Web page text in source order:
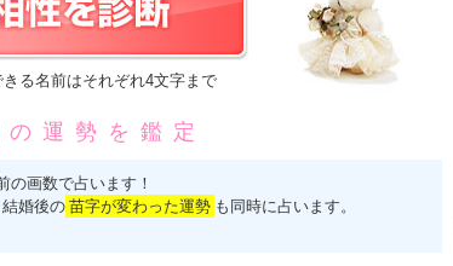
る名前はそれぞれ4文字まで
運勢を鑑定
の画数で占います！
婚後の 苗字が変わった運勢 も同時に占います。